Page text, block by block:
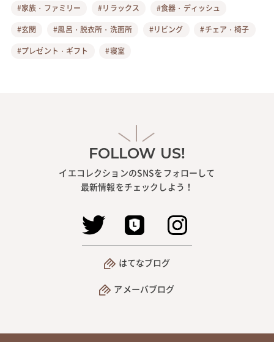
#家族・ファミリー
#リラックス
#食器・ディッシュ
#玄関
#風呂・脱衣所・洗面所 #リビング
#チェア・椅子
#プレゼント・ギフト
#寝室
FOLLOW US!
イエコレクションのSNSをフォローして
最新情報をチェックしよう！
はてなブログ
アメーバブログ